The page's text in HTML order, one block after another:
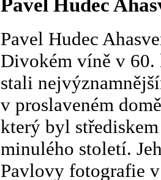
Pavel Hudec
Pavel Hudec
Divokém víně v 60.
stali
v proslaveném
který byl
minulého století.
Pavlovy fotografie